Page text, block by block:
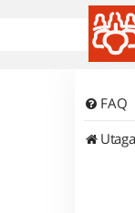
FAQ